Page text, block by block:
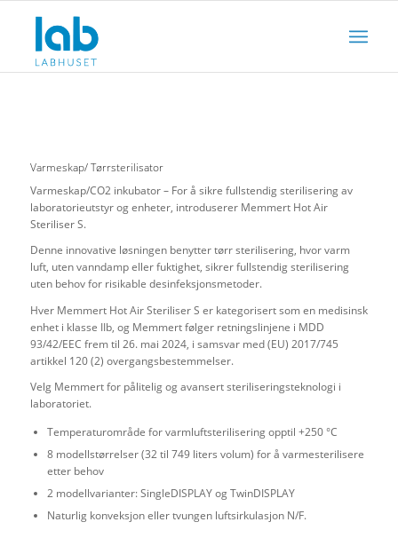
Varmeskap/ Tørrsterilisator
Varmeskap/CO2 inkubator – For å sikre fullstendig sterilisering av
laboratorieutstyr og enheter, introduserer Memmert Hot Air
Steriliser S.
Denne innovative løsningen benytter tørr sterilisering, hvor varm
luft, uten vanndamp eller fuktighet, sikrer fullstendig sterilisering
uten behov for risikable desinfeksjonsmetoder.
Hver Memmert Hot Air Steriliser S er kategorisert som en medisinsk
enhet i klasse IIb, og Memmert følger retningslinjene i MDD
93/42/EEC frem til 26. mai 2024, i samsvar med (EU) 2017/745
artikkel 120 (2) overgangsbestemmelser.
Velg Memmert for pålitelig og avansert steriliseringsteknologi i
laboratoriet.
Temperaturområde for varmluftsterilisering opptil +250 °C
8 modellstørrelser (32 til 749 liters volum) for å varmesterilisere
etter behov
2 modellvarianter: SingleDISPLAY og TwinDISPLAY
Naturlig konveksjon eller tvungen luftsirkulasjon N/F.